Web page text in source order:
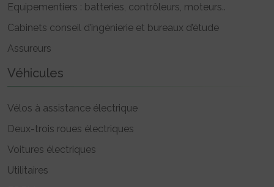
Equipementiers : batteries, contrôleurs, moteurs..
Cabinets conseil d’ingénierie et bureaux d’étude
Assureurs
Véhicules
Vélos à assistance électrique
Deux-trois roues électriques
Voitures électriques
Utilitaires